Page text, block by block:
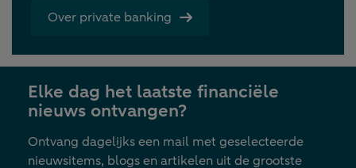
Over private banking
Elke dag het laatste financiële
nieuws ontvangen?
Ontvang dagelijks een mail met geselecteerde
nieuwsitems, blogs en artikelen uit de grootste